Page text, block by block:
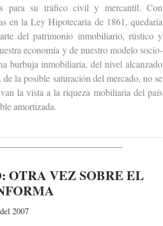
para su tráfico civil y mercantil. Con
en la Ley Hipotecaria de 1861, quedaría
del patrimonio inmobiliario, rústico y
economía y de nuestro modelo socio-
burbuja inmobiliaria, del nivel alcanzado
la posible saturación del mercado, no se
la vista a la riqueza mobiliaria del país
amortizada.
OTRA VEZ SOBRE EL
2007